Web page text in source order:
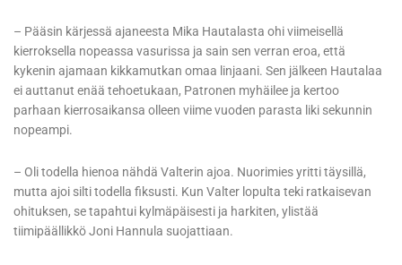
– Pääsin kärjessä ajaneesta Mika Hautalasta ohi viimeisellä
kierroksella nopeassa vasurissa ja sain sen verran eroa, että
kykenin ajamaan kikkamutkan omaa linjaani. Sen jälkeen Hautalaa
ei auttanut enää tehoetukaan, Patronen myhäilee ja kertoo
parhaan kierrosaikansa olleen viime vuoden parasta liki sekunnin
nopeampi.
– Oli todella hienoa nähdä Valterin ajoa. Nuorimies yritti täysillä,
mutta ajoi silti todella fiksusti. Kun Valter lopulta teki ratkaisevan
ohituksen, se tapahtui kylmäpäisesti ja harkiten, ylistää
tiimipäällikkö Joni Hannula suojattiaan.